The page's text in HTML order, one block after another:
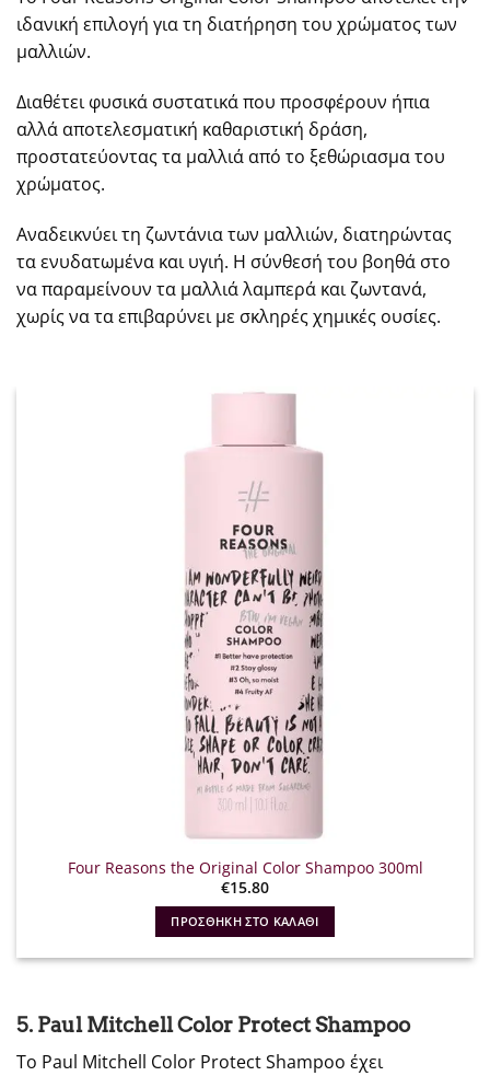
ιδανική επιλογή για τη διατήρηση του χρώματος των
μαλλιών.
Διαθέτει φυσικά συστατικά που προσφέρουν ήπια
αλλά αποτελεσματική καθαριστική δράση,
προστατεύοντας τα μαλλιά από το ξεθώριασμα του
χρώματος.
Αναδεικνύει τη ζωντάνια των μαλλιών, διατηρώντας
τα ενυδατωμένα και υγιή. Η σύνθεσή του βοηθά στο
να παραμείνουν τα μαλλιά λαμπερά και ζωντανά,
χωρίς να τα επιβαρύνει με σκληρές χημικές ουσίες.
Four Reasons the Original Color Shampoo 300ml
€15.80
ΠΡΟΣΘΉΚΗ ΣΤΟ ΚΑΛΆΘΙ
5. Paul Mitchell Color Protect Shampoo
Το Paul Mitchell Color Protect Shampoo έχει